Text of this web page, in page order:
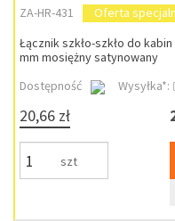
ZA-HR-431
Oferta
Łącznik szkło-szkło do
mm mosiężny satynowany
Dostępność
Wysyłka*:
20,66 zł
szt